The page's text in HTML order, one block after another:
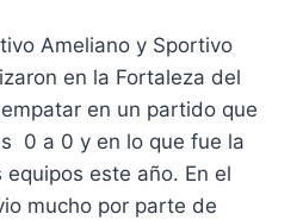
Ameliano y Sportivo
en la Fortaleza del
en un partido que
0 a 0 y en lo que fue la
este año. En el
mucho por parte de